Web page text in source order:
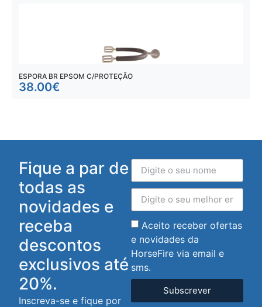
ESPORA BR EPSOM C/PROTEÇÃO
38.00€
Fique a par de
todas as
novidades e
receba
descontos
exclusivos até
20%.
Inscreva-se e fique por
Aceito receber ofertas
e novidades da
HorseFire via email e
sms.
Subscrever